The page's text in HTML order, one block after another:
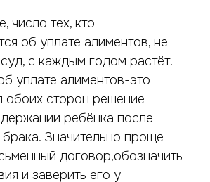
число тех, кто
об уплате алиментов, не
с каждым годом растёт.
уплате алиментов-это
обоих сторон решение
ребёнка после
Значительно проще
договор,обозначить
и заверить его у